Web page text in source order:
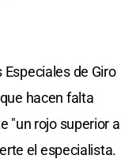
de Giro
hacen falta
"un rojo superior a
el especialista.